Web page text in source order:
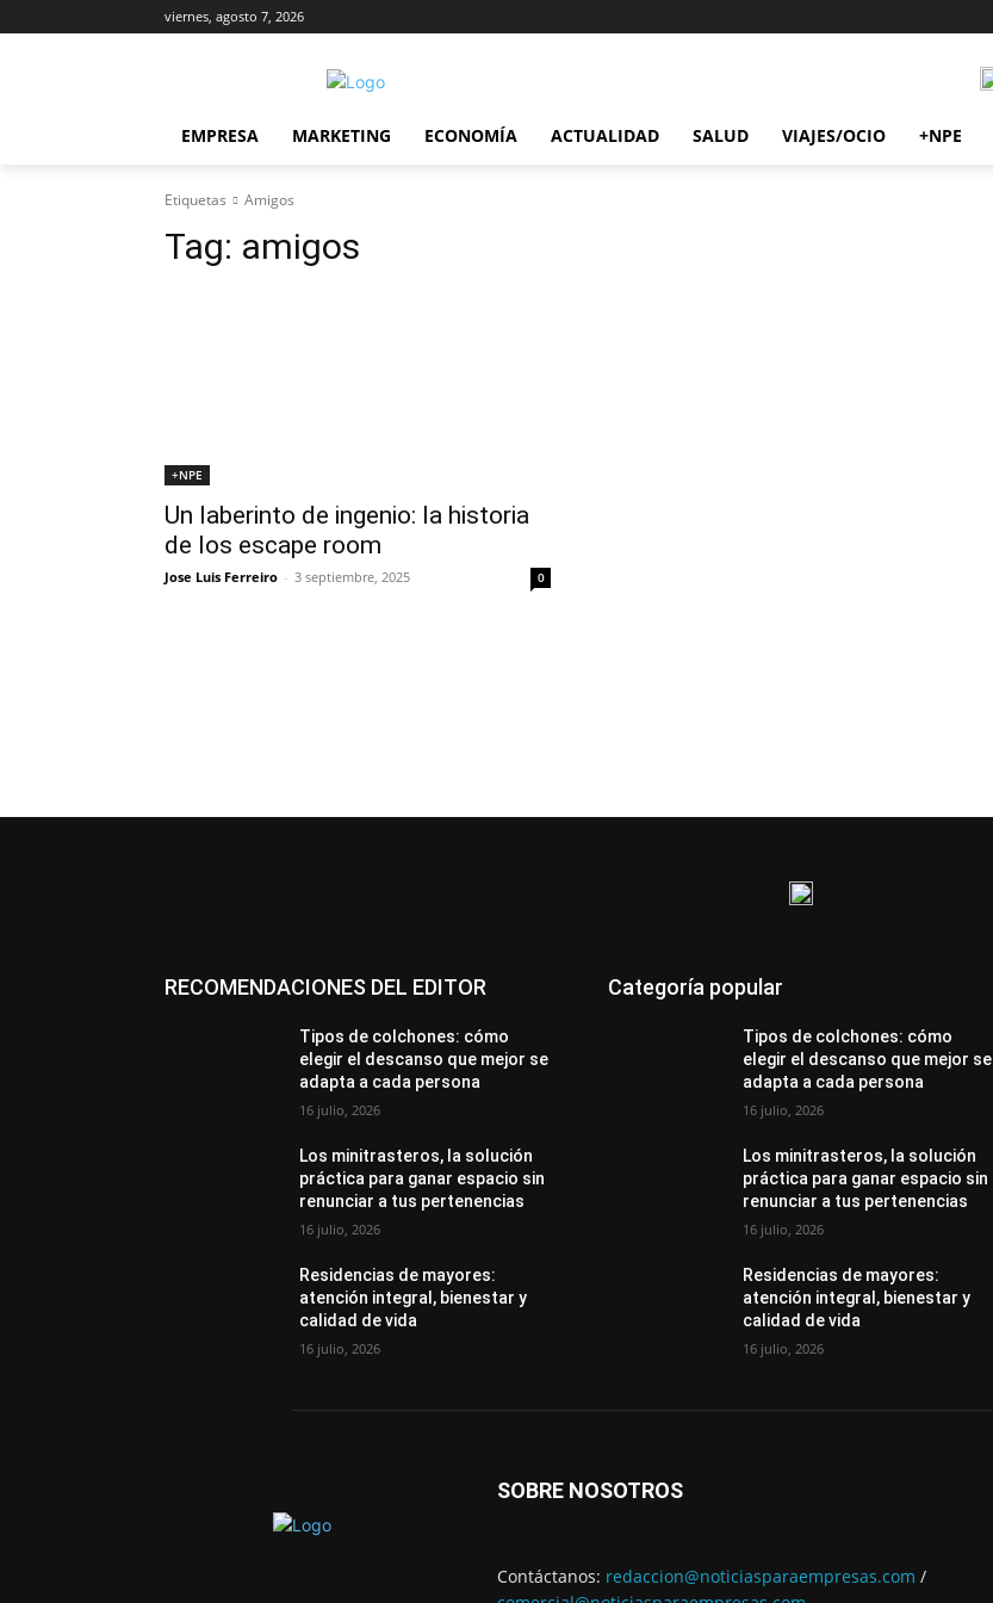
viernes, agosto 7, 2026
EMPRESA MARKETING ECONOMÍA ACTUALIDAD SALUD VIAJES/OCIO +NPE
Etiquetas Amigos
Tag: amigos
+NPE
Un laberinto de ingenio: la historia
de los escape room
Jose Luis Ferreiro - 3 septiembre, 2025 0
RECOMENDACIONES DEL EDITOR
Tipos de colchones: cómo
elegir el descanso que mejor se
adapta a cada persona
16 julio, 2026
Los minitrasteros, la solución
práctica para ganar espacio sin
renunciar a tus pertenencias
16 julio, 2026
Residencias de mayores:
atención integral, bienestar y
calidad de vida
16 julio, 2026
Categoría popular
Tipos de colchones: cómo
elegir el descanso que mejor se
adapta a cada persona
16 julio, 2026
Los minitrasteros, la solución
práctica para ganar espacio sin
renunciar a tus pertenencias
16 julio, 2026
Residencias de mayores:
atención integral, bienestar y
calidad de vida
16 julio, 2026
SOBRE NOSOTROS
Contáctanos: redaccion@noticiasparaempresas.com /